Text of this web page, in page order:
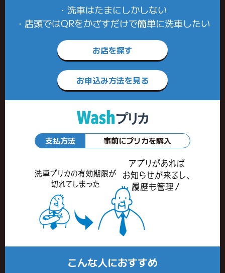
・洗車はたまにしかしない
・店頭ではQRをかざすだけで簡単に洗車したい
お店を探す
お申込み方法を見る
支払方法 事前にプリカを購入
こんな人におすすめ